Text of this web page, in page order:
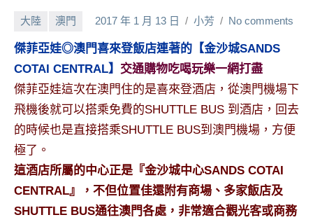
探
號
班
底、
外
景
節
目
主
持、
大陸 澳門 2017 年 1 月 13 日 小芳 No comments
傑菲亞娃◎澳門喜來登飯店連著的【金沙城SANDS
COTAI CENTRAL】 交通購物吃喝玩樂一網打盡
傑菲亞娃這次在澳門住的是喜來登酒店，從澳門機場下
飛機後就可以搭乘免費的SHUTTLE BUS 到酒店，回去
的時候也是直接搭乘SHUTTLE BUS到澳門機場，方便
極了。
這酒店所屬的中心正是『金沙城中心SANDS COTAI
CENTRAL』，不但位置佳還附有商場、多家飯店及
SHUTTLE BUS通往澳門各處，非常適合觀光客或商務